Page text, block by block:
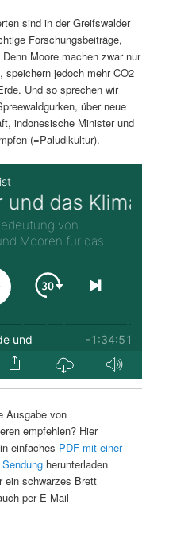
sind in der Greifswalder
Forschungsbeiträge,
Moore machen zwar nur
speichern jedoch mehr CO2
Und so sprechen wir
über neue
indonesische Minister und
(=Paludikultur).
Ausgabe von
empfehlen? Hier
einfaches PDF mit einer
herunterladen
ein schwarzes Brett
per E-Mail